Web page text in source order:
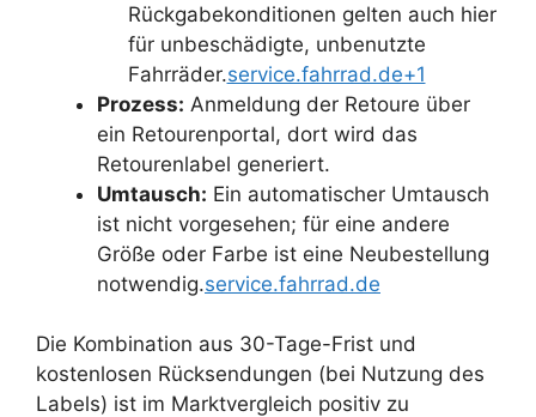
Rückgabekonditionen gelten auch hier
für unbeschädigte, unbenutzte
Fahrräder.service.fahrrad.de+1
Prozess: Anmeldung der Retoure über
ein Retourenportal, dort wird das
Retourenlabel generiert.
Umtausch: Ein automatischer Umtausch
ist nicht vorgesehen; für eine andere
Größe oder Farbe ist eine Neubestellung
notwendig.service.fahrrad.de
Die Kombination aus 30-Tage-Frist und
kostenlosen Rücksendungen (bei Nutzung des
Labels) ist im Marktvergleich positiv zu